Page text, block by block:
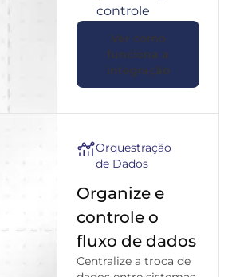
controle
Ver como
funciona a
integração
Orquestração
de Dados
Organize e
controle o
fluxo de dados
Centralize a troca de